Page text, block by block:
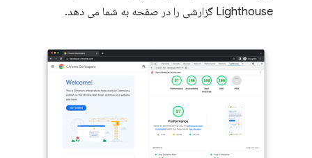
Lighthouse گزارشی را در صفحه به شما می دهد.